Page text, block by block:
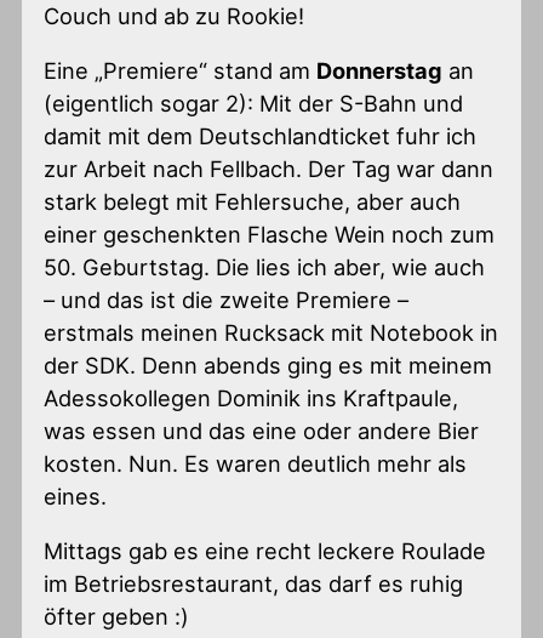
Couch und ab zu Rookie!
Eine „Premiere“ stand am Donnerstag an
(eigentlich sogar 2): Mit der S-Bahn und
damit mit dem Deutschlandticket fuhr ich
zur Arbeit nach Fellbach. Der Tag war dann
stark belegt mit Fehlersuche, aber auch
einer geschenkten Flasche Wein noch zum
50. Geburtstag. Die lies ich aber, wie auch
– und das ist die zweite Premiere –
erstmals meinen Rucksack mit Notebook in
der SDK. Denn abends ging es mit meinem
Adessokollegen Dominik ins Kraftpaule,
was essen und das eine oder andere Bier
kosten. Nun. Es waren deutlich mehr als
eines.
Mittags gab es eine recht leckere Roulade
im Betriebsrestaurant, das darf es ruhig
öfter geben :)